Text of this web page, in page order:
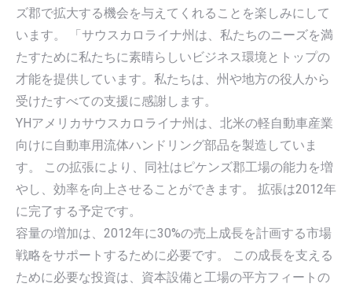
ズ郡で拡大する機会を与えてくれることを楽しみにして
います。 「サウスカロライナ州は、私たちのニーズを満
たすために私たちに素晴らしいビジネス環境とトップの
才能を提供しています。私たちは、州や地方の役人から
受けたすべての支援に感謝します。
YHアメリカサウスカロライナ州は、北米の軽自動車産業
向けに自動車用流体ハンドリング部品を製造していま
す。 この拡張により、同社はピケンズ郡工場の能力を増
やし、効率を向上させることができます。 拡張は2012年
に完了する予定です。
容量の増加は、2012年に30%の売上成長を計画する市場
戦略をサポートするために必要です。 この成長を支える
ために必要な投資は、資本設備と工場の平方フィートの